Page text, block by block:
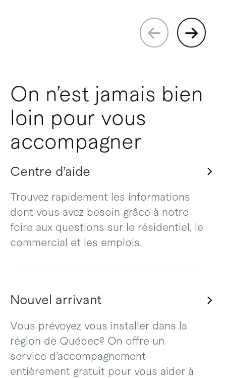
On n’est jamais bien
loin pour vous
accompagner
Centre d’aide
Trouvez rapidement les informations
dont vous avez besoin grâce à notre
foire aux questions sur le résidentiel, le
commercial et les emplois.
Nouvel arrivant
Vous prévoyez vous installer dans la
région de Québec? On offre un
service d’accompagnement
entièrement gratuit pour vous aider à